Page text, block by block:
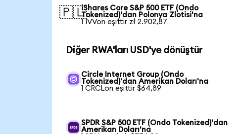
🇵🇱iShares Core S&P 500 ETF (Ondo
Tokenized)'dan Polonya Zlotisi'na
1 IVVon eşittir zł 2.902,87
Diğer RWA'ları USD'ye dönüştür
Circle Internet Group (Ondo
Tokenized)'dan Amerikan Doları'na
1 CRCLon eşittir $64,89
SPDR S&P 500 ETF (Ondo Tokenized)'dan
Amerikan Doları'na